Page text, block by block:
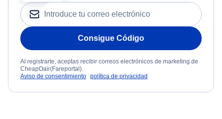
Consigue Código
Al registrarte, aceptas recibir correos electrónicos de marketing de
CheapOair(Fareportal).
Aviso de consentimiento política de privacidad